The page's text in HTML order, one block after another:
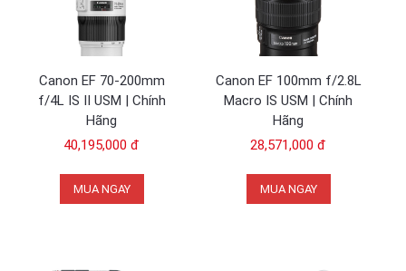
Canon EF 70-200mm
f/4L IS II USM | Chính
Hãng
40,195,000 đ
MUA NGAY
Canon EF 100mm f/2.8L
Macro IS USM | Chính
Hãng
28,571,000 đ
MUA NGAY